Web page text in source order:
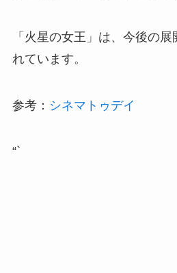
「火星の女王」は、今後の
れています。
参考： シネマトゥデイ
“`